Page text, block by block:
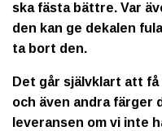
ska fästa bättre. Var
den kan ge dekalen
ta bort den.
Det går självklart att
och även andra färger
leveransen om vi inte